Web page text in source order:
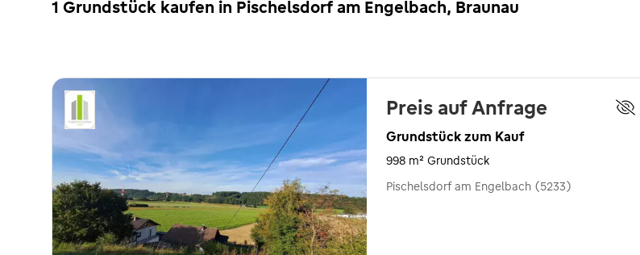
1 Grundstück kaufen in Pischelsdorf am Engelbach, Braunau
Preis auf Anfrage
Grundstück zum Kauf
998 m² Grundstück
Pischelsdorf am Engelbach (5233)